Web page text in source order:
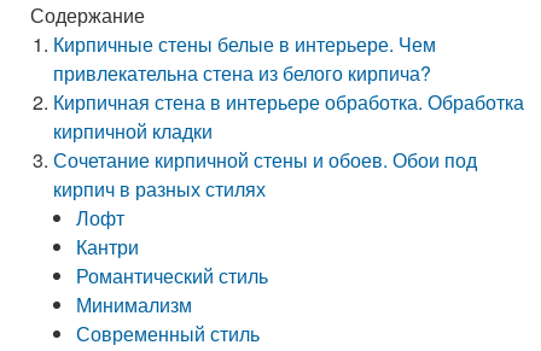
Содержание
Кирпичные стены белые в интерьере. Чем
привлекательна стена из белого кирпича?
Кирпичная стена в интерьере обработка. Обработка
кирпичной кладки
Сочетание кирпичной стены и обоев. Обои под
кирпич в разных стилях
Лофт
Кантри
Романтический стиль
Минимализм
Современный стиль